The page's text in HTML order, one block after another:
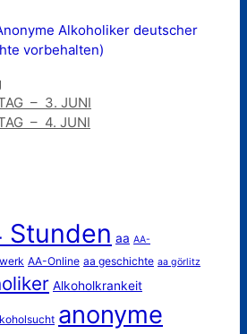
Alkoholiker deutscher
vorbehalten)
– 3. JUNI
– 4. JUNI
Stunden aa AA-
AA-Online aa geschichte aa görlitz
Alkoholkrankeit
anonyme